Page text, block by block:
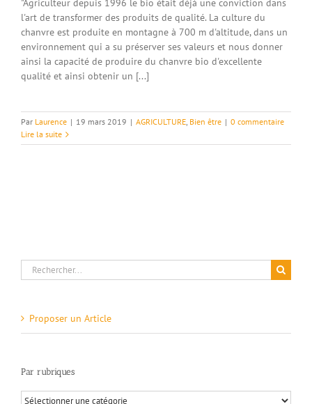
"Agriculteur depuis 1996 le bio était déjà une conviction dans
l'art de transformer des produits de qualité. La culture du
chanvre est produite en montagne à 700 m d'altitude, dans un
environnement qui a su préserver ses valeurs et nous donner
ainsi la capacité de produire du chanvre bio d'excellente
qualité et ainsi obtenir un [...]
Par Laurence | 19 mars 2019 | AGRICULTURE, Bien être | 0 commentaire
Lire la suite
Rechercher:
Proposer un Article
Par rubriques
Par